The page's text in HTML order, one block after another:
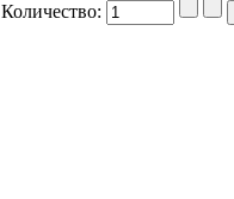
Количество: